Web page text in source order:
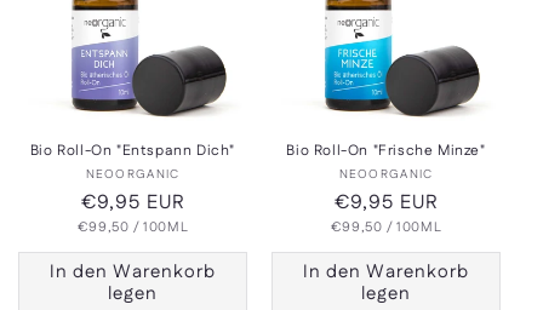
Bio Roll-On "Entspann Dich"
Anbieter:
NEOORGANIC
Normaler
Preis
€9,95 EUR
GRUNDPREIS
€99,50 /PRO
100ML
In den Warenkorb
legen
Bio Roll-On "Frische Minze"
Anbieter:
NEOORGANIC
Normaler
Preis
€9,95 EUR
GRUNDPREIS
€99,50 /PRO
100ML
In den Warenkorb
legen